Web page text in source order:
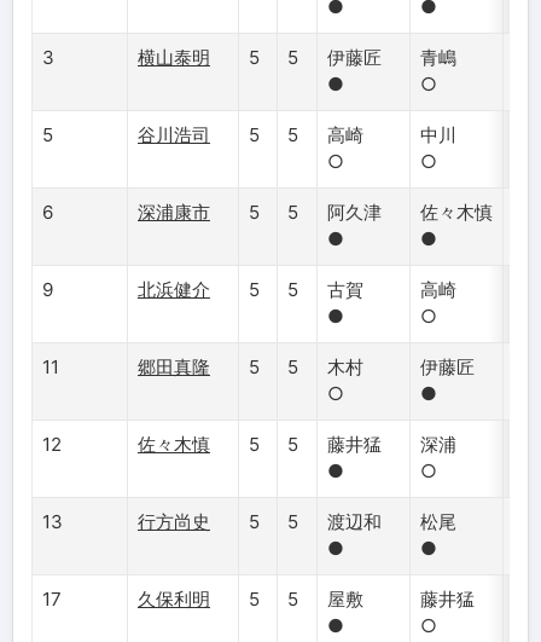
● ●
3 横山泰明 5 5
伊藤匠
●
青嶋
○
5 谷川浩司 5 5
高崎
○
中川
○
6 深浦康市 5 5
阿久津
●
佐々木慎
●
9 北浜健介 5 5
古賀
●
高崎
○
11 郷田真隆 5 5
木村
○
伊藤匠
●
12 佐々木慎 5 5
藤井猛
●
深浦
○
13 行方尚史 5 5
渡辺和
●
松尾
●
17 久保利明 5 5
屋敷
●
藤井猛
○